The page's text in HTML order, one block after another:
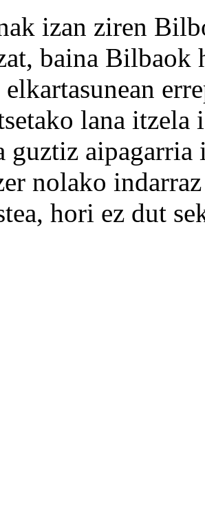
izan ziren
baina Bilbaok
lana itzela
guztiz
nolako
hori ez dut